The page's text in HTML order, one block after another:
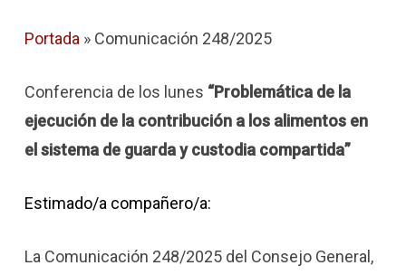
Portada » Comunicación 248/2025
Conferencia de los lunes “Problemática de la
ejecución de la contribución a los alimentos en
el sistema de guarda y custodia compartida”
Estimado/a compañero/a:
La Comunicación 248/2025 del Consejo General,